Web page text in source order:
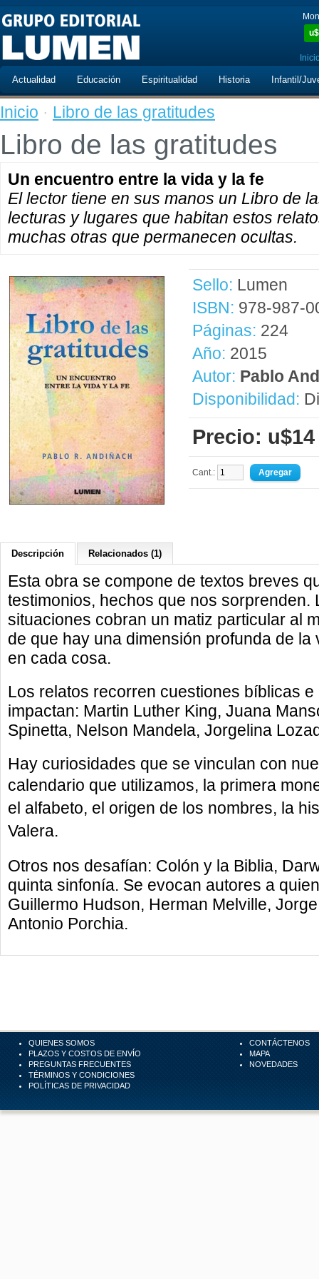
u$
Actualidad Educación Espiritualidad Historia Infantil/
Inicio · Libro de las gratitudes
Libro de las gratitudes
Un encuentro entre la vida y la fe
El lector tiene en sus manos un Libro de
lecturas y lugares que habitan estos
muchas otras que permanecen ocultas.
Sello: Lumen
ISBN: 978-987-
Páginas: 224
Año: 2015
Autor: Pablo
Disponibilidad:
Precio: u$14
Cant.:
Descripción Relacionados (1)
Esta obra se compone de textos breves
testimonios, hechos que nos sorprenden.
situaciones cobran un matiz particular al
de que hay una dimensión profunda de
en cada cosa.
Los relatos recorren cuestiones bíblicas
impactan: Martin Luther King, Juana
Spinetta, Nelson Mandela, Jorgelina
Hay curiosidades que se vinculan con
calendario que utilizamos, la primera
el alfabeto, el origen de los nombres, la
Valera.
Otros nos desafían: Colón y la Biblia,
quinta sinfonía. Se evocan autores a
Guillermo Hudson, Herman Melville,
Antonio Porchia.
QUIENES SOMOS
PLAZOS Y COSTOS DE ENVÍO
PREGUNTAS FRECUENTES
TÉRMINOS Y CONDICIONES
POLÍTICAS DE PRIVACIDAD
CONTÁCTENOS
MAPA
NOVEDADES